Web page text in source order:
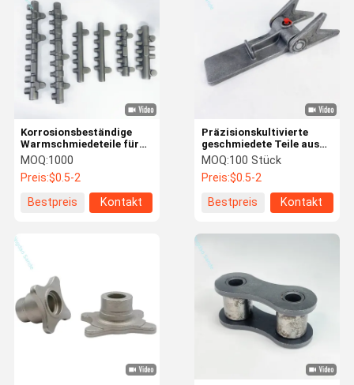
Korrosionsbeständige
Warmschmiedeteile für
Dieselmotoren
MOQ:1000
Preis:$0.5-2
Bestpreis
Kontakt
Präzisionskultivierte
geschmiedete Teile aus
Kohlenstoffstahl für
landwirtschaftliche
Maschinen
MOQ:100 Stück
Preis:$0.5-2
Bestpreis
Kontakt